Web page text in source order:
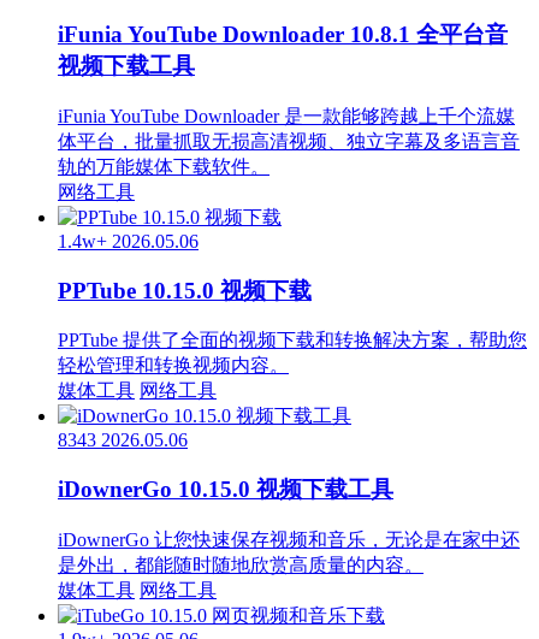
iFunia YouTube Downloader 10.8.1 全平台音
视频下载工具
iFunia YouTube Downloader 是一款能够跨越上千个流媒
体平台，批量抓取无损高清视频、独立字幕及多语言音
轨的万能媒体下载软件。
网络工具
1.4w+ 2026.05.06
PPTube 10.15.0 视频下载
PPTube 提供了全面的视频下载和转换解决方案，帮助您
轻松管理和转换视频内容。
媒体工具 网络工具
8343 2026.05.06
iDownerGo 10.15.0 视频下载工具
iDownerGo 让您快速保存视频和音乐，无论是在家中还
是外出，都能随时随地欣赏高质量的内容。
媒体工具 网络工具